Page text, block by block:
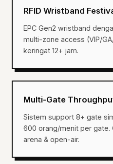
RFID Wristband
EPC Gen2 wristband
multi-zone access (VIP/
keringat 12+ jam.
Multi-Gate
Sistem support 8+ gate
600 orang/menit per gate.
arena & open-air.